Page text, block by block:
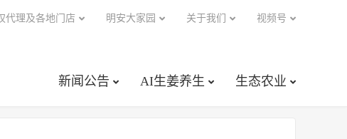
新闻公告 AI生姜养生 生态农业
代理及各地门店 明安大家园 关于我们 视频号